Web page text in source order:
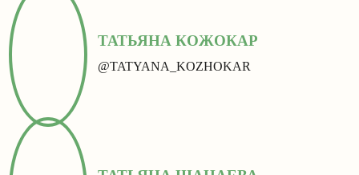
ТАТЬЯНА КОЖОКАР
@TATYANA_KOZHOKAR